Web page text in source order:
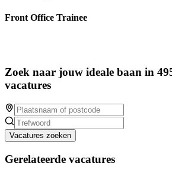
Front Office Trainee
Zoek naar jouw ideale baan in
vacatures
Vacatures zoeken
Gerelateerde vacatures